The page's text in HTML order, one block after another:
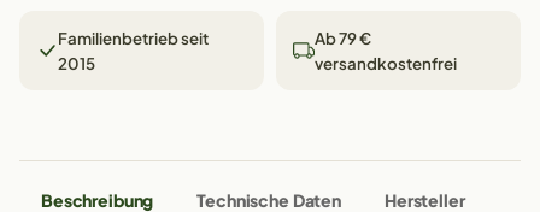
Familienbetrieb seit
2015
Ab 79 €
versandkostenfrei
Beschreibung Technische Daten Hersteller